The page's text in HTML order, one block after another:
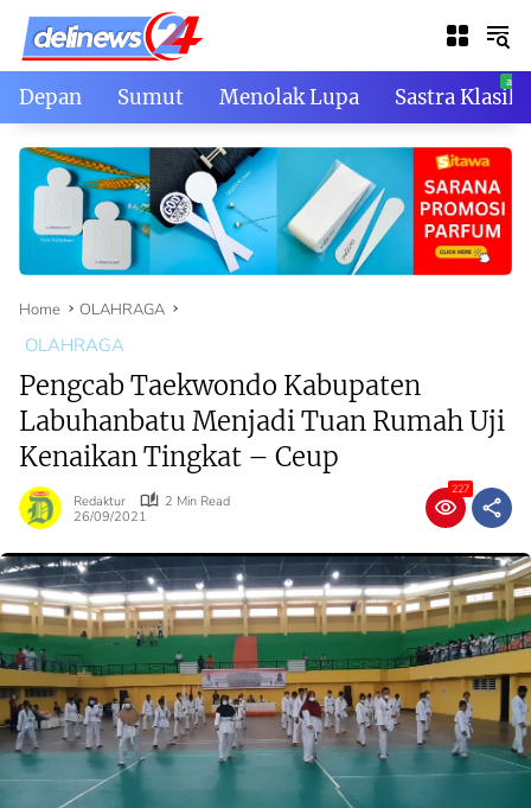
Skip
content
Depan Sumut Menolak Lupa Sastra Klasik
Home OLAHRAGA
OLAHRAGA
Pengcab Taekwondo Kabupaten
Labuhanbatu Menjadi Tuan Rumah Uji
Kenaikan Tingkat – Ceup
Redaktur
2 Min Read
26/09/2021
227